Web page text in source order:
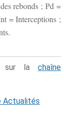
rebonds ; Pd =
= Interceptions ;
sur la chaîne
Actualités